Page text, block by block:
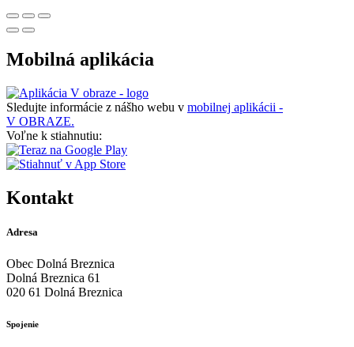
Mobilná aplikácia
Sledujte informácie z nášho webu v mobilnej aplikácii -
V OBRAZE.
Voľne k stiahnutiu:
Kontakt
Adresa
Obec Dolná Breznica
Dolná Breznica 61
020 61 Dolná Breznica
Spojenie